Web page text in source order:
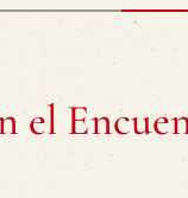
el